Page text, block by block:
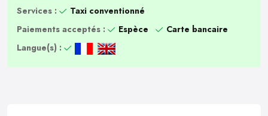
Services :
Taxi conventionné
Paiements acceptés :
Espèce
Carte bancaire
Langue(s) :